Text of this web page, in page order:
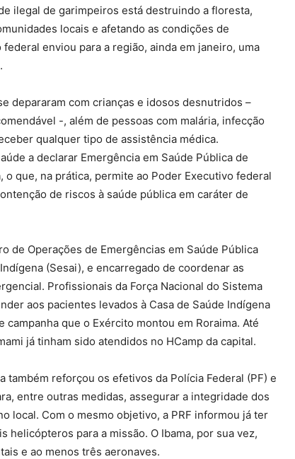
ilegal de garimpeiros está destruindo a floresta,
locais e afetando as condições de
enviou para a região, ainda em janeiro, uma
depararam com crianças e idosos desnutridos –
-, além de pessoas com malária, infecção
qualquer tipo de assistência médica.
a declarar Emergência em Saúde Pública de
que, na prática, permite ao Poder Executivo federal
de riscos à saúde pública em caráter de
de Operações de Emergências em Saúde Pública
(Sesai), e encarregado de coordenar as
Profissionais da Força Nacional do Sistema
aos pacientes levados à Casa de Saúde Indígena
campanha que o Exército montou em Roraima. Até
já tinham sido atendidos no HCamp da capital.
também reforçou os efetivos da Polícia Federal (PF) e
entre outras medidas, assegurar a integridade dos
local. Com o mesmo objetivo, a PRF informou já ter
helicópteros para a missão. O Ibama, por sua vez,
e ao menos três aeronaves.